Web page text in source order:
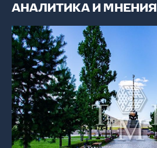
АНАЛИТИКА И МНЕНИЯ